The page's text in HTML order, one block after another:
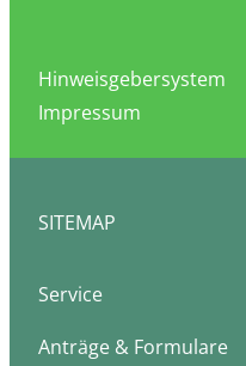
Hinweisgebersystem
Impressum
SITEMAP
Service
Anträge & Formulare